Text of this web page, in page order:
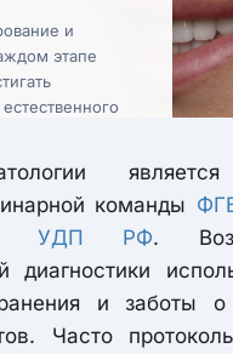
и
этапе
команды
УДП РФ.
диагностики
и заботы о
Часто